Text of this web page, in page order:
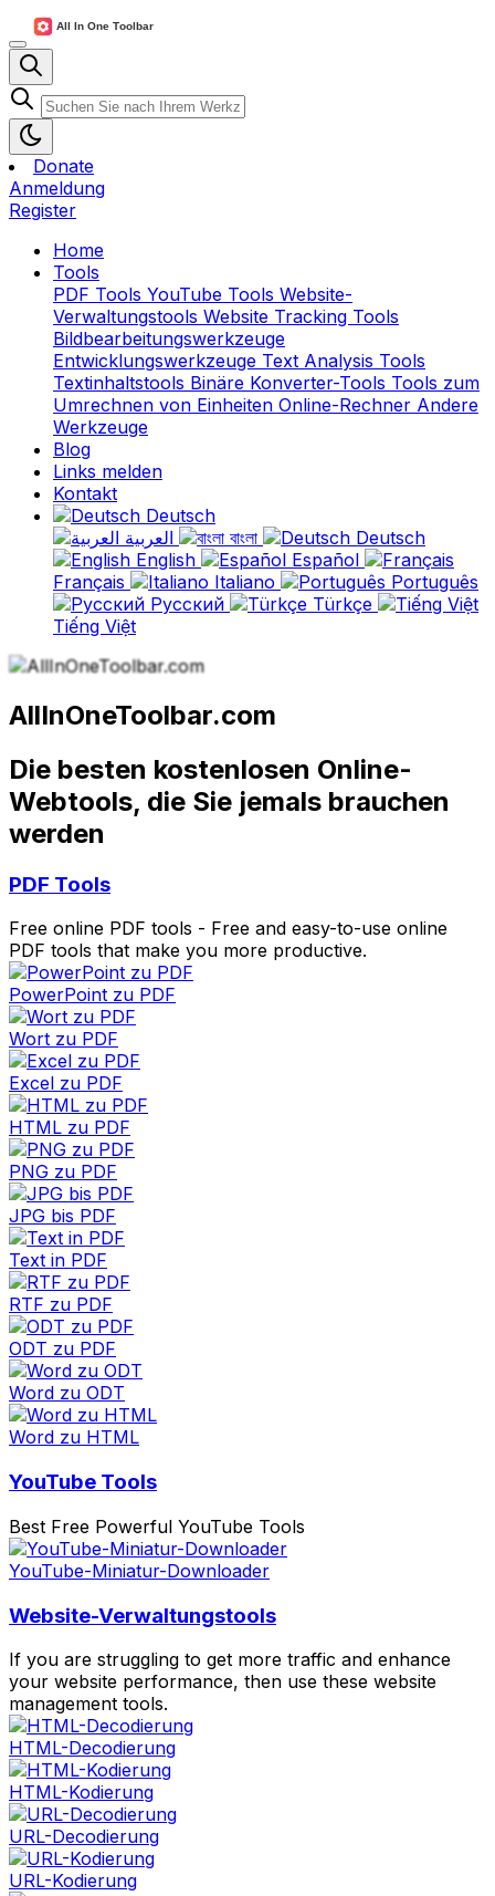
Donate
Anmeldung
Register
Home
Tools
PDF Tools YouTube Tools Website-
Verwaltungstools Website Tracking Tools
Bildbearbeitungswerkzeuge
Entwicklungswerkzeuge Text Analysis Tools
Textinhaltstools Binäre Konverter-Tools Tools zum
Umrechnen von Einheiten Online-Rechner Andere
Werkzeuge
Blog
Links melden
Kontakt
Deutsch
বাংলা
Deutsch
English
Español
Français
Italiano
Português
Русский
Türkçe
Tiếng Việt
AllInOneToolbar.com
Die besten kostenlosen Online-
Webtools, die Sie jemals brauchen
werden
PDF Tools
Free online PDF tools - Free and easy-to-use online
PDF tools that make you more productive.
PowerPoint zu PDF
Wort zu PDF
Excel zu PDF
HTML zu PDF
PNG zu PDF
JPG bis PDF
Text in PDF
RTF zu PDF
ODT zu PDF
Word zu ODT
Word zu HTML
YouTube Tools
Best Free Powerful YouTube Tools
YouTube-Miniatur-Downloader
Website-Verwaltungstools
If you are struggling to get more traffic and enhance
your website performance, then use these website
management tools.
HTML-Decodierung
HTML-Kodierung
URL-Decodierung
URL-Kodierung